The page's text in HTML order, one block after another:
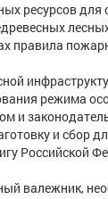
ресурсов
правила
режима
и
и сбор
Российской
валежник,